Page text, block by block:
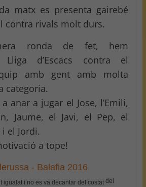
matx es presenta gairebé
contra rivals molt durs.
ronda de fet, hem
d’Escacs contra el
amb gent amb molta
categoria.
anar a jugar el Jose, l’Emili,
Jaume, el Javi, el Pep, el
el Jordi.
a tope!
igualat i no es va decantar del costat del